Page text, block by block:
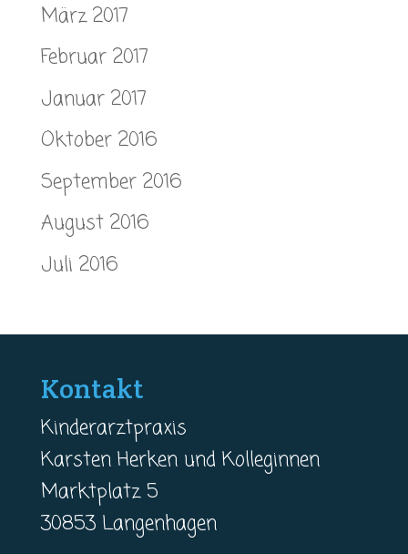
März 2017
Februar 2017
Januar 2017
Oktober 2016
September 2016
August 2016
Juli 2016
Kontakt
Kinderarztpraxis
Karsten Herken und Kolleginnen
Marktplatz 5
30853 Langenhagen